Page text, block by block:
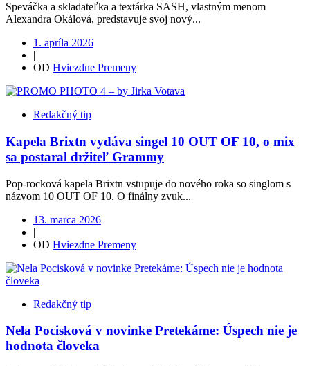
Speváčka a skladateľka a textárka SASH, vlastným menom
Alexandra Okálová, predstavuje svoj nový...
1. apríla 2026
|
OD Hviezdne Premeny
Redakčný tip
Kapela Brixtn vydáva singel 10 OUT OF 10, o mix
sa postaral držiteľ Grammy
Pop-rocková kapela Brixtn vstupuje do nového roka so singlom s
názvom 10 OUT OF 10. O finálny zvuk...
13. marca 2026
|
OD Hviezdne Premeny
Redakčný tip
Nela Pocisková v novinke Pretekáme: Úspech nie je
hodnota človeka